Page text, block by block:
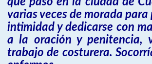
varias veces de morada para
intimidad y dedicarse con
a la oración y penitencia,
trabajo de costurera.